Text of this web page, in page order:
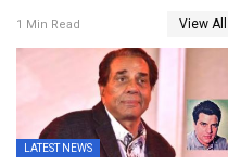
റിലീസ് തീയതി പുറത്ത്
1 Min Read View All
LATEST NEWS